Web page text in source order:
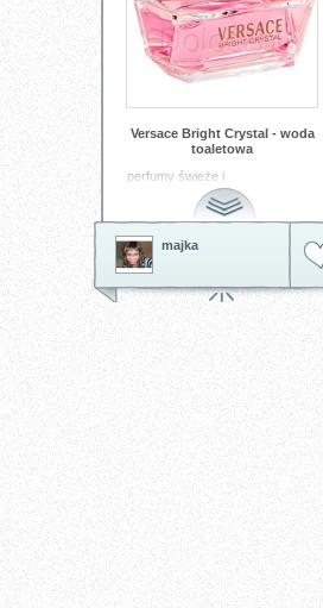
Versace Bright Crystal - woda
toaletowa
perfumy świeże i
kwiatowe,orzeźwiające w
eleganckim flakonie
Tagi:
toaletowemajka